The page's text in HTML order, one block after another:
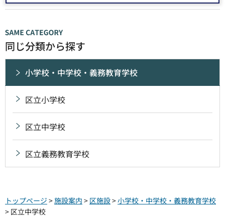
同じ分類から探す
小学校・中学校・義務教育学校
区立小学校
区立中学校
区立義務教育学校
トップページ >施設案内 > 区施設>小学校・中学校・義務教育学校
> 区立中学校